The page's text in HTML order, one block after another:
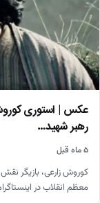
عکس | استوری
رهبر شهید…
۵ ماه قبل
کوروش زارعی، بازیگر
معظم انقلاب در